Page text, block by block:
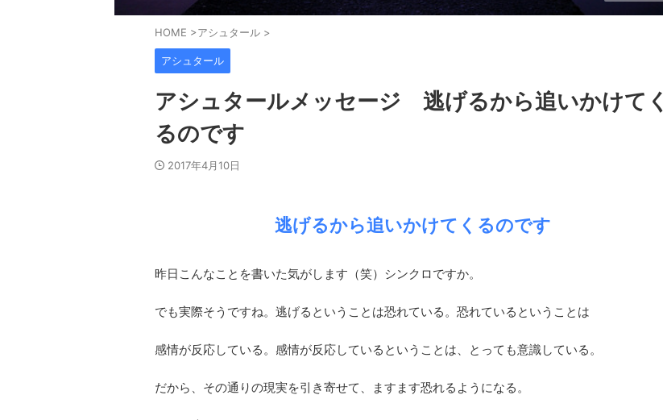
HOME >アシュタール >
アシュタール
アシュタールメッセージ 逃げるから追いかけてく
るのです
2017年4月10日
逃げるから追いかけてくるのです
昨日こんなことを書いた気がします（笑）シンクロですか。
でも実際そうですね。逃げるということは恐れている。恐れているということは
感情が反応している。感情が反応しているということは、とっても意識している。
だから、その通りの現実を引き寄せて、ますます恐れるようになる。